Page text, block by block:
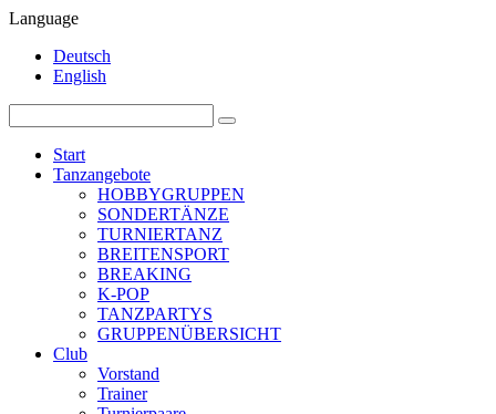
Language
Deutsch
English
Start
Tanzangebote
HOBBYGRUPPEN
SONDERTÄNZE
TURNIERTANZ
BREITENSPORT
BREAKING
K-POP
TANZPARTYS
GRUPPENÜBERSICHT
Club
Vorstand
Trainer